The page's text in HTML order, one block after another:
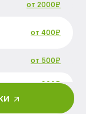
от 2000₽
от 400₽
от 500₽
от 900₽
от 2500₽